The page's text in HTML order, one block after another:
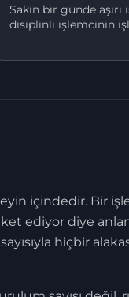
Sakin bir günde aşırı
disiplinli işlemcinin
içindedir. Bir
ediyor diye
hiçbir